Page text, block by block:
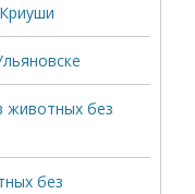
животных без
без